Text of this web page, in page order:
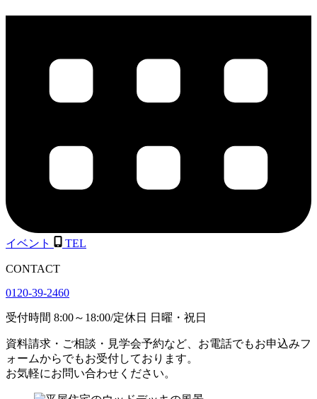
イベント TEL
CONTACT
0120-39-2460
受付時間 8:00～ 18:00/定休日 日曜・祝日
資料請求・ご相談・見学会予約など、お電話でもお申込みフ
ォームからでもお受付しております。
お気軽にお問い合わせください。